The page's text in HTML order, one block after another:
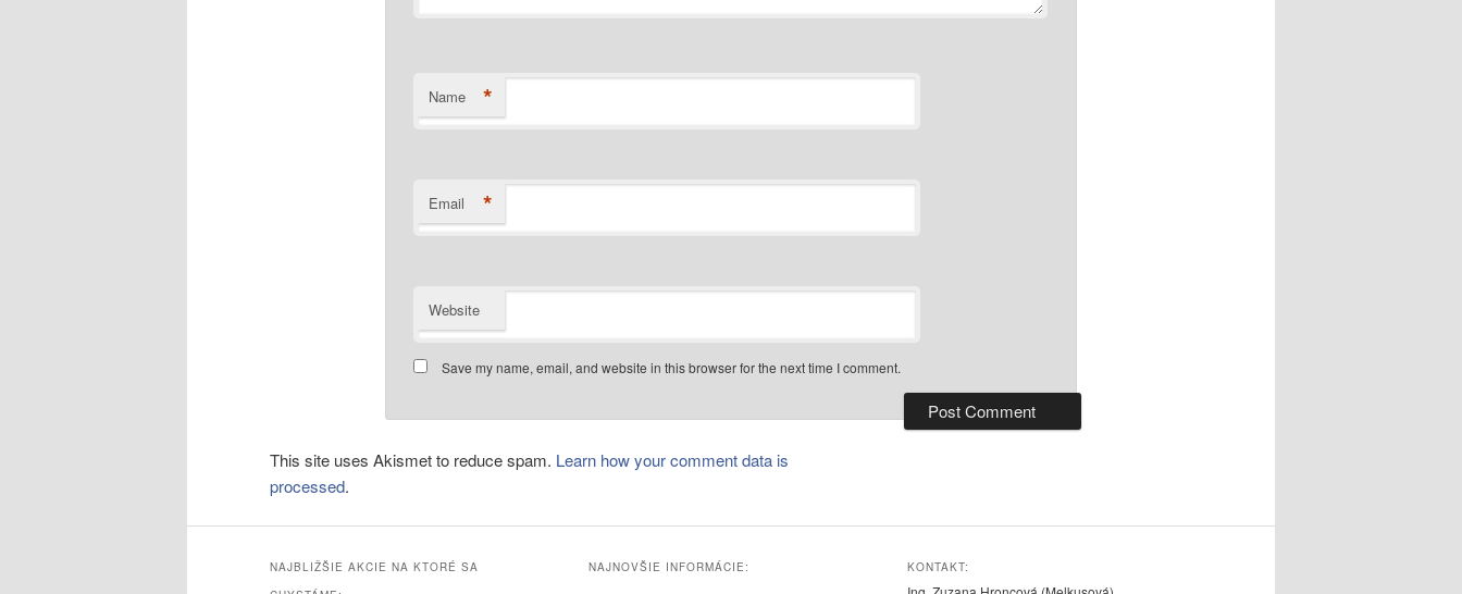
Name *
Email *
Website
Save my name, email, and website in this browser for the next time I comment.
This site uses Akismet to reduce spam. Learn how your comment data is
processed.
NAJBLIŽŠIE AKCIE NA KTORÉ SA
NAJNOVŠIE INFORMÁCIE: KONTAKT: